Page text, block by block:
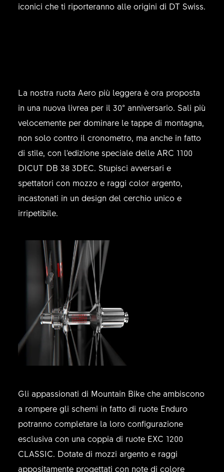
iconici che ti riporteranno alle origini di DT Swiss.
La nostra ruota Aero più leggera è ora proposta
in una nuova livrea per il 30° anniversario. Sali più
velocemente per dominare le tappe di montagna,
non solo contro il cronometro, ma anche in fatto
di stile, con l'edizione speciale delle ARC 1100
DICUT DB 38 3DEC. Stupisci avversari e
spettatori con mozzo e raggi color argento,
incastonati in un design del cerchio unico e
irripetibile.
Gli appassionati di Mountain Bike che ambiscono
a rompere gli schemi in fatto di ruote Enduro
potranno completare la loro configurazione
esclusiva con una coppia di ruote EXC 1200
CLASSIC. Dotate di mozzi argento e raggi
appositamente progettati con note di colore